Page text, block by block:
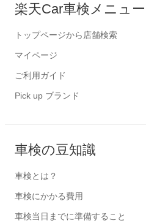
楽天Car車検メニュー
トップページから店舗検索
マイページ
ご利用ガイド
Pick up ブランド
車検の豆知識
車検とは？
車検にかかる費用
車検当日までに準備すること